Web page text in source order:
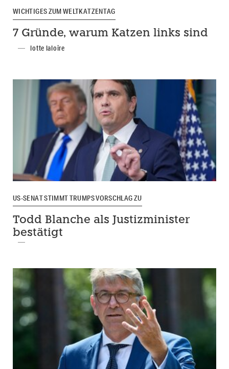
WICHTIGES ZUM WELTKATZENTAG
7 Gründe, warum Katzen links sind
lotte laloire
US-SENAT STIMMT TRUMPS VORSCHLAG ZU
Todd Blanche als Justizminister
bestätigt